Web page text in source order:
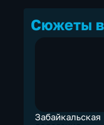
Сюжеты
Забайкальская